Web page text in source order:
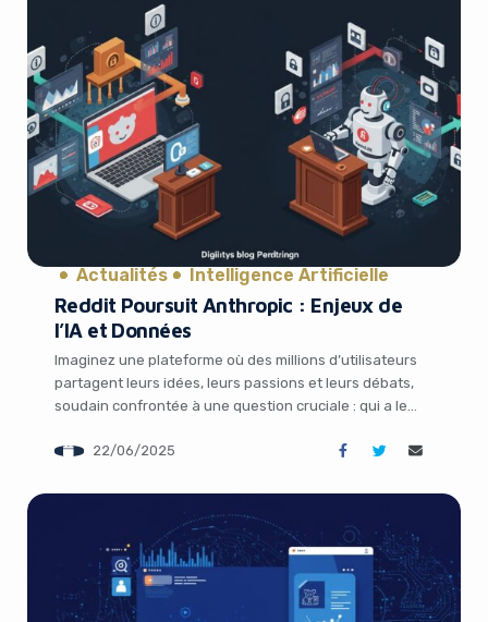
Actualités Intelligence Artificielle
Reddit Poursuit Anthropic : Enjeux de
l’IA et Données
Imaginez une plateforme où des millions d’utilisateurs
partagent leurs idées, leurs passions et leurs débats,
soudain confrontée à une question cruciale : qui a le
l’intelligence artificielle ? C’est exactement le défi
en justice contre Anthropic, une startup spécialisée […]
22/06/2025